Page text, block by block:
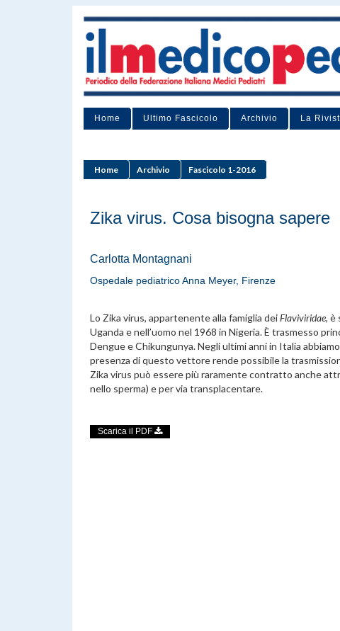
Home Ultimo Fascicolo Archivio La
Home Archivio Fascicolo 1-2016
Zika virus. Cosa bisogna sapere
Carlotta Montagnani
Ospedale pediatrico Anna Meyer, Firenze
Lo Zika virus, appartenente alla famiglia deiFlaviviridae, è
Uganda e nell’uomo nel 1968 in Nigeria. È trasmesso
Dengue e Chikungunya. Negli ultimi anni in Italia
presenza di questo vettore rende possibile la
Zika virus può essere più raramente contratto anche
nello sperma) e per via transplacentare.
Scarica il PDF